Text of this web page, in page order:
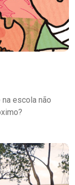
escola não